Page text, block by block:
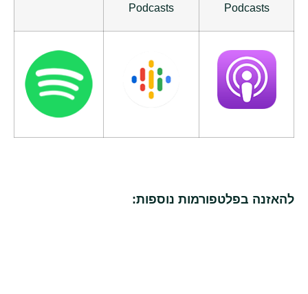
Podcasts
Podcasts
להאזנה בפלטפורמות נוספות: